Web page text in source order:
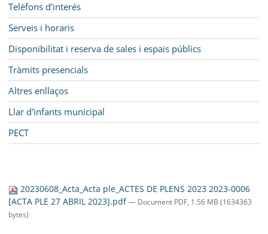
Telèfons d'interés
Serveis i horaris
Disponibilitat i reserva de sales i espais públics
Tràmits presencials
Altres enllaços
Llar d'infants municipal
PECT
20230608_Acta_Acta ple_ACTES DE PLENS 2023 2023-0006
[ACTA PLE 27 ABRIL 2023].pdf— Document PDF, 1.56 MB (1634363
bytes)